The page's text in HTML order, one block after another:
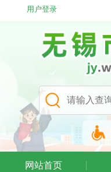
用户登录
网站首页